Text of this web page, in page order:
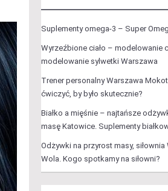
Suplementy omega-3 – Super
Wyrzeźbione ciało – modelowanie
modelowanie sylwetki Warszawa
Trener personalny Warszawa
ćwiczyć, by było skutecznie?
Białko a mięśnie – najtańsze
masę Katowice. Suplementy
Odżywki na przyrost masy, siłownia
Wola. Kogo spotkamy na siłowni?